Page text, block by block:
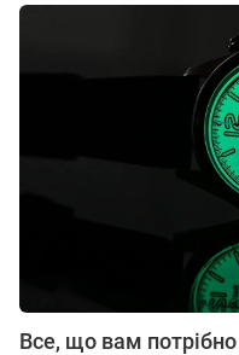
Все, що вам потрібно